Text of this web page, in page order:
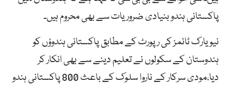
پاکستانی ہندو بنیادی ضروریات سے بھی محروم ہیں۔
نیویارک ٹائمز کی رپورٹ کے مطابق پاکستانی ہندوؤں کو
ہندوستان کے سکولوں نے تعلیم دینے سے بھی انکار کر
دیا،مودی سرکار کے ناروا سلوک کے باعث 800 پاکستانی ہندو